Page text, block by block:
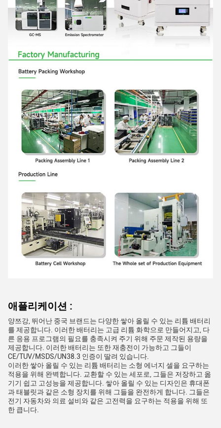
애플리케이션 :
양쯔강, 뛰어난 중국 브랜드는 다양한 쌓아 올릴 수 있는 리튬 배터리
를 제공합니다. 이러한 배터리는 고급 리튬 화학으로 만들어지고, 다
른 응용 프로그램의 필요를 충족시켜 주기 위해 주문 제작된 용량을
제공합니다. 이러한 배터리는 또한 재충전이 가능하고 그들이
CE/TUV/MSDS/UN38.3 인증이 딸려 있습니다.
이러한 쌓아 올릴 수 있는 리튬 배터리는 소형 에너지 셀을 요구하는
적용을 위해 완벽합니다. 교환할 수 있는 세포로, 그들은 저장하고 옮
기기 쉽고 고성능을 제공합니다. 쌓아 올릴 수 있는 디자인은 휴대폰
과 태블릿과 같은 소형 장치를 위해 그들을 완전하게 합니다. 그들은
전기 자동차와 의료 설비와 같은 고전력을 요구하는 적용을 위해 또
한 큽니다.